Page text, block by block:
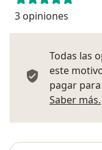
3 opiniones
Todas las
este
pagar
Saber más.